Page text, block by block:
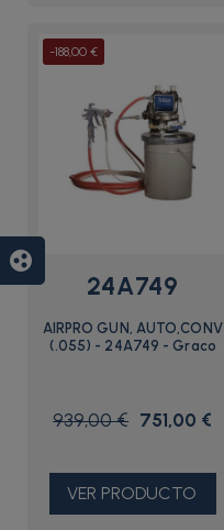
-188,00 €
24A749
AIRPRO GUN, AUTO,CONV
(.055) - 24A749 - Graco
939,00 € 751,00 €
VER PRODUCTO
group_work